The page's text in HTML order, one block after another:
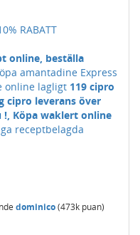
RABATT
online, beställa
amantadine Express
online lagligt 119 cipro
cipro leverans över
!, Köpa waklert online
receptbelagda
dominico(473k puan)